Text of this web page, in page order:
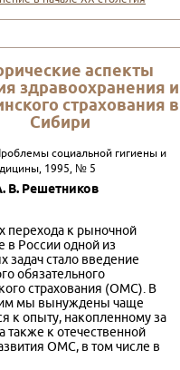
аспекты
здравоохранения и
страхования в
Сибири
социальной гигиены и
1995, № 5
В. Решетников
перехода к рыночной
в России одной из
задач стало введение
обязательного
страхования (ОМС). В
мы вынуждены чаще
к опыту, накопленному за
также к отечественной
ОМС, в том числе в